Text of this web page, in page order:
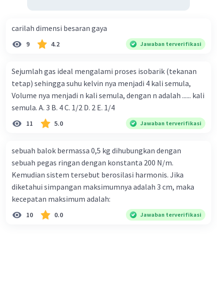
carilah dimensi besaran gaya
9 4.2 Jawaban terverifikasi
Sejumlah gas ideal mengalami proses isobarik (tekanan
tetap) sehingga suhu kelvin nya menjadi 4 kali semula,
Volume nya menjadi n kali semula, dengan n adalah ...... kali
semula. A. 3 B. 4 C. 1/2 D. 2 E. 1/4
11 5.0 Jawaban terverifikasi
sebuah balok bermassa 0,5 kg dihubungkan dengan
sebuah pegas ringan dengan konstanta 200 N/m.
Kemudian sistem tersebut berosilasi harmonis. Jika
diketahui simpangan maksimumnya adalah 3 cm, maka
kecepatan maksimum adalah:
10 0.0 Jawaban terverifikasi